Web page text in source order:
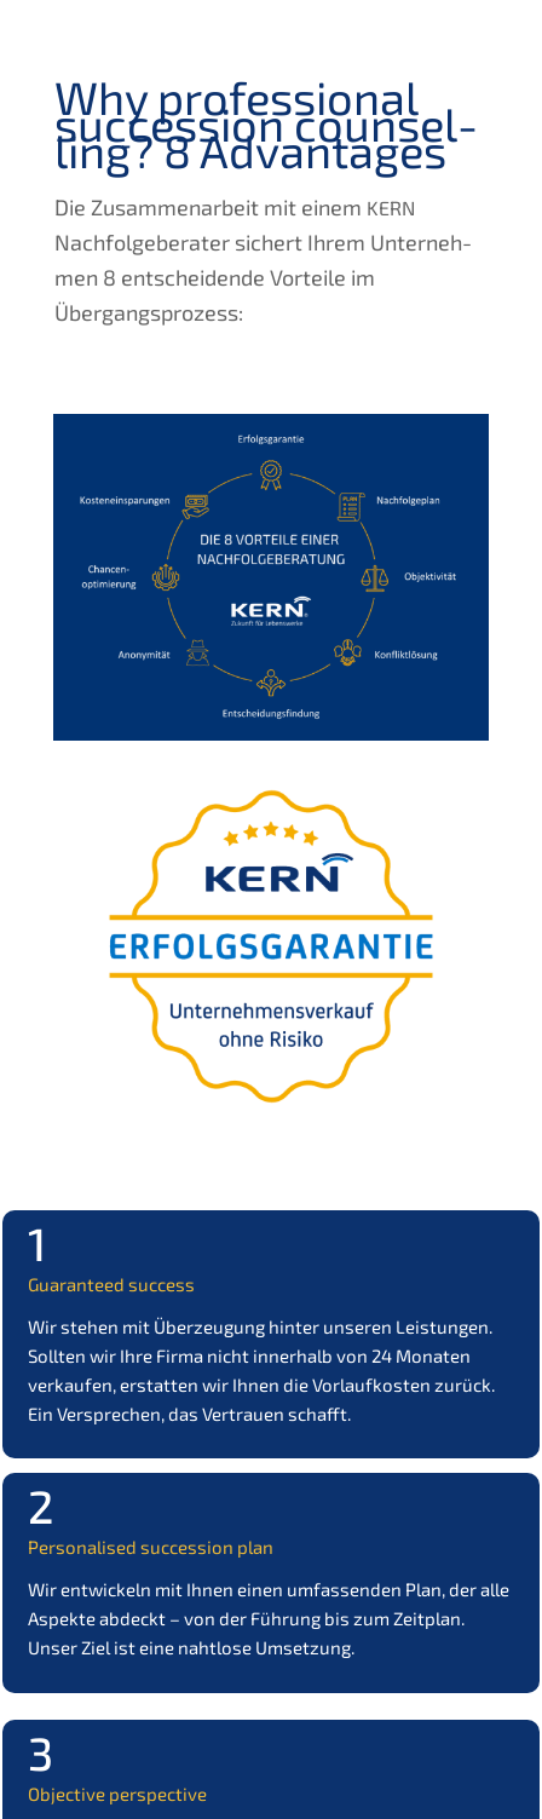
Why profes­sio­nal
succes­si­on counsel­
ling?8 Advan­ta­ges
Die Zusam­men­ar­beit mit einem KERN
Nachfol­ge­be­ra­ter sichert Ihrem Unter­neh­
men 8 entschei­den­de Vortei­le im
Übergangsprozess:
1
Guaran­teed success
Wir stehen mit Überzeu­gung hinter unseren Leistun­gen.
Sollten wir Ihre Firma nicht inner­halb von 24 Monaten
verkau­fen, erstat­ten wir Ihnen die Vorlauf­kos­ten zurück.
Ein Verspre­chen, das Vertrau­en schafft.
2
Perso­na­li­sed succes­si­on plan
Wir entwi­ckeln mit Ihnen einen umfas­sen­den Plan, der alle
Aspek­te abdeckt – von der Führung bis zum Zeitplan.
Unser Ziel ist eine nahtlo­se Umsetzung.
3
Objec­ti­ve perspective